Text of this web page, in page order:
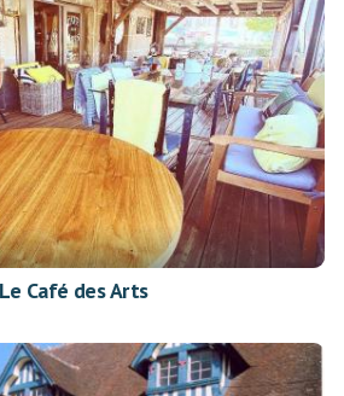
Le Café des Arts